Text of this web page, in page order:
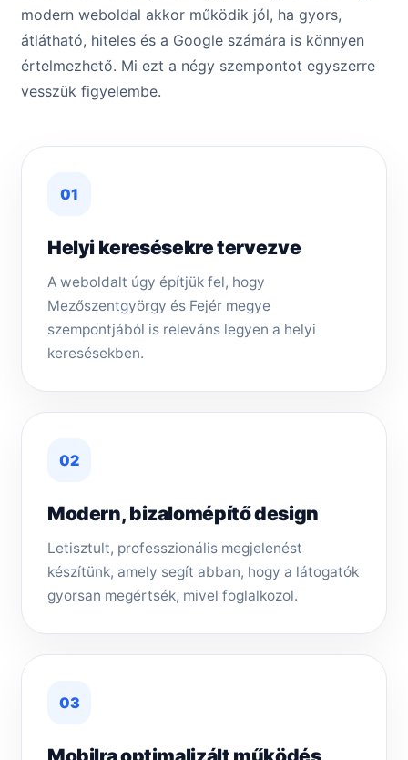
modern weboldal akkor működik jól, ha gyors,
átlátható, hiteles és a Google számára is könnyen
értelmezhető. Mi ezt a négy szempontot egyszerre
vesszük figyelembe.
01
Helyi keresésekre tervezve
A weboldalt úgy építjük fel, hogy
Mezőszentgyörgy és Fejér megye
szempontjából is releváns legyen a helyi
keresésekben.
02
Modern, bizalomépítő design
Letisztult, professzionális megjelenést
készítünk, amely segít abban, hogy a látogatók
gyorsan megértsék, mivel foglalkozol.
03